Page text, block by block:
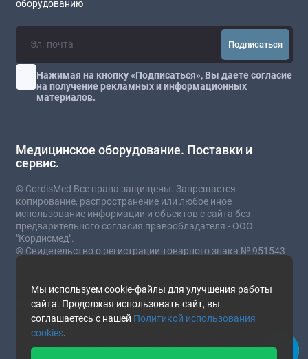
Мы используем cookie-файлы для улучшения работы
сайта. Продолжая использовать сайт, вы
соглашаетесь с нашей Политикой использования
cookies.
оборудованию
Подписаться
Нажимая на кнопку «Подписаться», Вы даетесогласие
на получение рекламных и информационных
материалов.
Медицинское оборудование. Поставки и
сервис.
© CordisMed Все права защищены. Запрещается
копирование, распространение или любое иное
использование информации и объектов с сайта без
предварительного согласия правообладателя - ООО
"Кордисмед".
® Свидетельство о регистрации товарного знака № 951543
от 03.07.2023
* Сайт носит информационный характер и не
является публичной офертой.
Стоимость товаров и услуг зависит от комплектации,
текущего курса валют и прочих факторов.
Наличие и подробные характеристики товара уточняйте у